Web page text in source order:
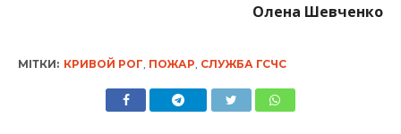
Олена Шевченко
МІТКИ: КРИВОЙ РОГ ПОЖАР СЛУЖБА ГСЧС